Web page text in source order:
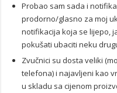
Probao sam sada i
prodorno/glasno za moj
notifikacija koja se lijepo,
pokušati ubaciti neku
Zvučnici su dosta veliki
telefona) i najavljeni kao
u skladu sa cijenom